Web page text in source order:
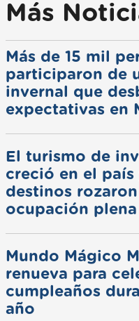
Más
Más de 15 mil
participaron de
invernal que
expectativas en
El turismo de
creció en el país
destinos
ocupación plena
Mundo Mágico
renueva para
cumpleaños
año